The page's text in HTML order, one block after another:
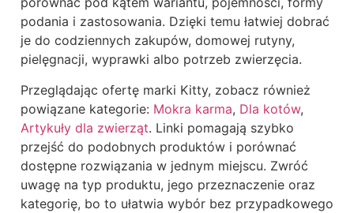
podania i zastosowania. Dzięki temu łatwiej dobrać
je do codziennych zakupów, domowej rutyny,
pielęgnacji, wyprawki albo potrzeb zwierzęcia.
Przeglądając ofertę marki Kitty, zobacz również
powiązane kategorie: Mokra karma, Dla kotów,
Artykuły dla zwierząt. Linki pomagają szybko
przejść do podobnych produktów i porównać
dostępne rozwiązania w jednym miejscu. Zwróć
uwagę na typ produktu, jego przeznaczenie oraz
kategorię, bo to ułatwia wybór bez przypadkowego